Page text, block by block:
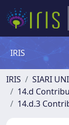
IRIS
IRIS
SIARI
14.d
14.d.3